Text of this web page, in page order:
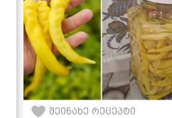
შეინახე რეცეპტი